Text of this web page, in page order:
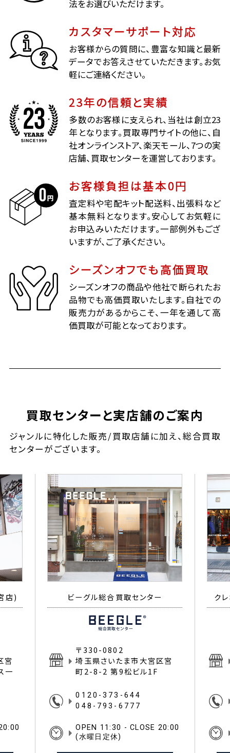
法をお選びいただけます。
カスタマーサポート対応
お客様からの質問に、豊富な知識と最新
データでお答えさせていただきます。お気
軽にご連絡ください。
23年の信頼と実績
多数のお客様に支えられ、当社は創立23
年となります。買取専門サイトの他に、自
社オンラインストア、楽天モール、7つの実
店舗、買取センターを運営しております。
お客様負担は基本0円
査定料や宅配キット配送料、出張料など
基本無料となります。安心してお気軽に
お申込みいただけます。一部例外もござ
いますが、ご了承ください。
シーズンオフでも高価買取
シーズンオフの商品や他社で断られたお
品物でも高価買取いたします。自社での
販売力があるからこそ、一年を通して高
価買取が可能となっております。
買取センターと実店舗のご案内
ジャンルに特化した販売/買取店舗に加え、総合買取
センターがございます。
店)
宮
一
ビーグル総合買取センター
〒330-0802
埼玉県さいたま市大宮区宮
町2-8-2 第9松ビル1F
0120-373-644
048-793-6777
OPEN 11:30 - CLOSE 20:00
(水曜日定休)
ク